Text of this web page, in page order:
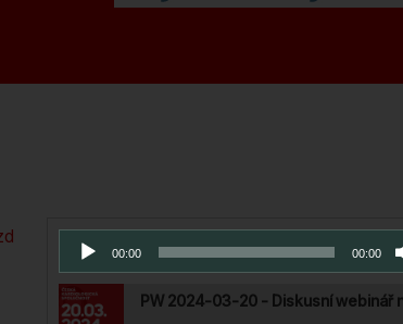
Audio
přehrávač00:00 00:00
PW 2024-03-20 - Diskusní webinář